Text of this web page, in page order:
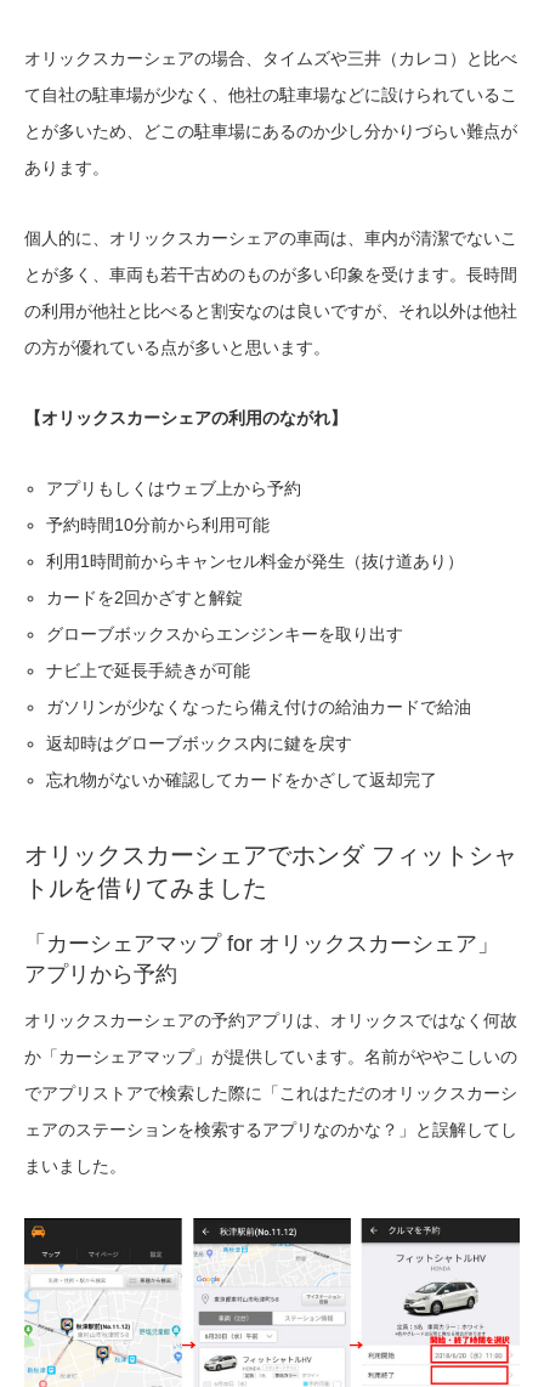
オリックスカーシェアの場合、タイムズや三井（カレコ）と比べ
て自社の駐車場が少なく、他社の駐車場などに設けられているこ
とが多いため、どこの駐車場にあるのか少し分かりづらい難点が
あります。
個人的に、オリックスカーシェアの車両は、車内が清潔でないこ
とが多く、車両も若干古めのものが多い印象を受けます。長時間
の利用が他社と比べると割安なのは良いですが、それ以外は他社
の方が優れている点が多いと思います。
【オリックスカーシェアの利用のながれ】
アプリもしくはウェブ上から予約
予約時間10分前から利用可能
利用1時間前からキャンセル料金が発生（抜け道あり）
カードを2回かざすと解錠
グローブボックスからエンジンキーを取り出す
ナビ上で延長手続きが可能
ガソリンが少なくなったら備え付けの給油カードで給油
返却時はグローブボックス内に鍵を戻す
忘れ物がないか確認してカードをかざして返却完了
オリックスカーシェアでホンダ フィットシャ
トルを借りてみました
「カーシェアマップ for オリックスカーシェア」
アプリから予約
オリックスカーシェアの予約アプリは、オリックスではなく何故
か「カーシェアマップ」が提供しています。名前がややこしいの
でアプリストアで検索した際に「これはただのオリックスカーシ
ェアのステーションを検索するアプリなのかな？」と誤解してし
まいました。